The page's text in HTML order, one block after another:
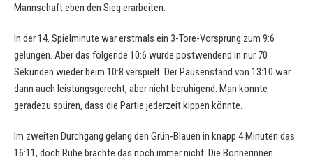
Mannschaft eben den Sieg erarbeiten.
In der 14. Spielminute war erstmals ein 3-Tore-Vorsprung zum 9:6
gelungen. Aber das folgende 10:6 wurde postwendend in nur 70
Sekunden wieder beim 10:8 verspielt. Der Pausenstand von 13:10 war
dann auch leistungsgerecht, aber nicht beruhigend. Man konnte
geradezu spüren, dass die Partie jederzeit kippen könnte.
Im zweiten Durchgang gelang den Grün-Blauen in knapp 4 Minuten das
16:11, doch Ruhe brachte das noch immer nicht. Die Bonnerinnen